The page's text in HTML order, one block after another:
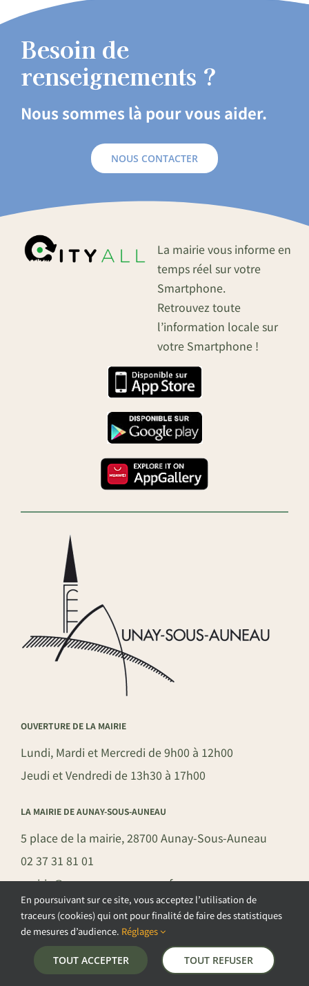
Besoin de
renseignements ?
Nous sommes là pour vous aider.
NOUS CONTACTER
La mairie vous informe en
temps réel sur votre
Smartphone.
Retrouvez toute
l’information locale sur
votre Smartphone !
OUVERTURE DE LA MAIRIE
Lundi, Mardi et Mercredi de 9h00 à 12h00
Jeudi et Vendredi de 13h30 à 17h00
LA MAIRIE DE AUNAY-SOUS-AUNEAU
5 place de la mairie, 28700 Aunay-Sous-Auneau
02 37 31 81 01
mairie@aunay-sous-auneau.fr
©COPYRIGHT 2026 – COMMUNE DE AUNAY-SOUS-AUNEAU –
POLITIQUE DE CONFIDENTIALITÉ
GESTION DES COOKIES
MENTIONS LÉGALES
PLAN DU SITE
En poursuivant sur ce site, vous acceptez l’utilisation de
traceurs (cookies) qui ont pour finalité de faire des statistiques
de mesures d’audience. Réglages
TOUT ACCEPTER TOUT REFUSER